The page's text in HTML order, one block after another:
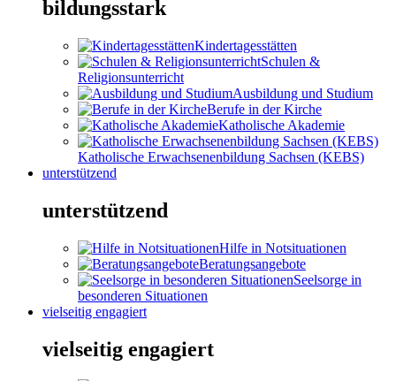
bildungsstark
Kindertagesstätten
Schulen &
Religionsunterricht
Ausbildung und Studium
Berufe in der Kirche
Katholische Akademie
Katholische Erwachsenenbildung Sachsen (KEBS)
unterstützend
unterstützend
Hilfe in Notsituationen
Beratungsangebote
Seelsorge in
besonderen Situationen
vielseitig engagiert
vielseitig engagiert